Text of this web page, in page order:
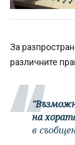
За
различните
на
в